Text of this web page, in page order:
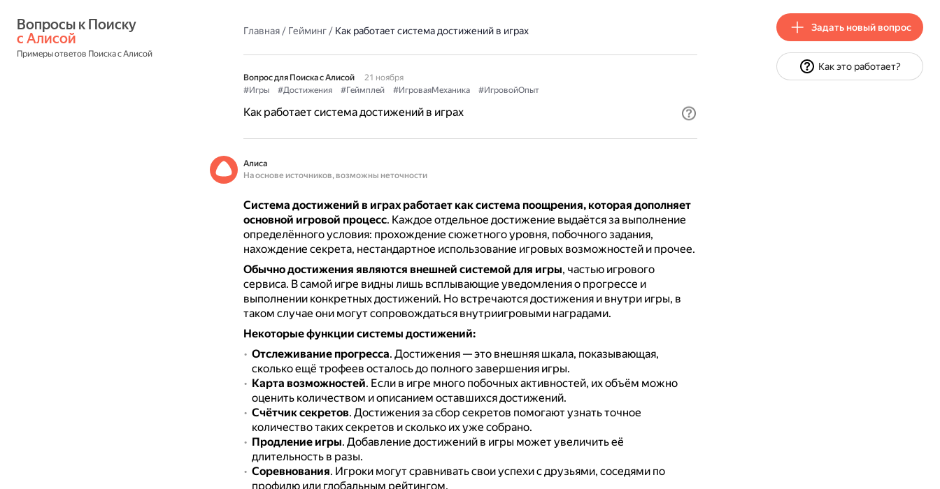
с Алисой
Примеры ответов Поиска с Алисой
Главная/ Гейминг/ Как работает система достижений в играх
Вопрос для Поиска с Алисой
21 ноября
#Игры
#Достижения #Геймплей #ИгроваяМеханика #ИгровойОпыт
Как работает система достижений в играх
Алиса
На основе источников, возможны неточности
Система достижений в играх работает как система поощрения, которая дополняет
основной игровой процесс. Каждое отдельное достижение выдаётся за выполнение
определённого условия: прохождение сюжетного уровня, побочного задания,
нахождение секрета, нестандартное использование игровых возможностей и прочее.
Обычно достижения являются внешней системой для игры, частью игрового
сервиса. В самой игре видны лишь всплывающие уведомления о прогрессе и
выполнении конкретных достижений. Но встречаются достижения и внутри игры, в
таком случае они могут сопровождаться внутриигровыми наградами.
Некоторые функции системы достижений:
Отслеживание прогресса. Достижения — это внешняя шкала, показывающая,
сколько ещё трофеев осталось до полного завершения игры.
Карта возможностей. Если в игре много побочных активностей, их объём можно
оценить количеством и описанием оставшихся достижений.
Счётчик секретов. Достижения за сбор секретов помогают узнать точное
количество таких секретов и сколько их уже собрано.
Продление игры. Добавление достижений в игры может увеличить её
длительность в разы.
Соревнования. Игроки могут сравнивать свои успехи с друзьями, соседями по
профилю или глобальным рейтингом.
Задать новый вопрос
Как это работает?